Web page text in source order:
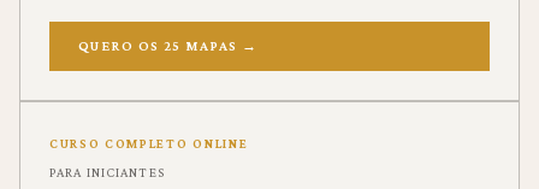
QUERO OS 25 MAPAS →
CURSO COMPLETO ONLINE
PARA INICIANTES